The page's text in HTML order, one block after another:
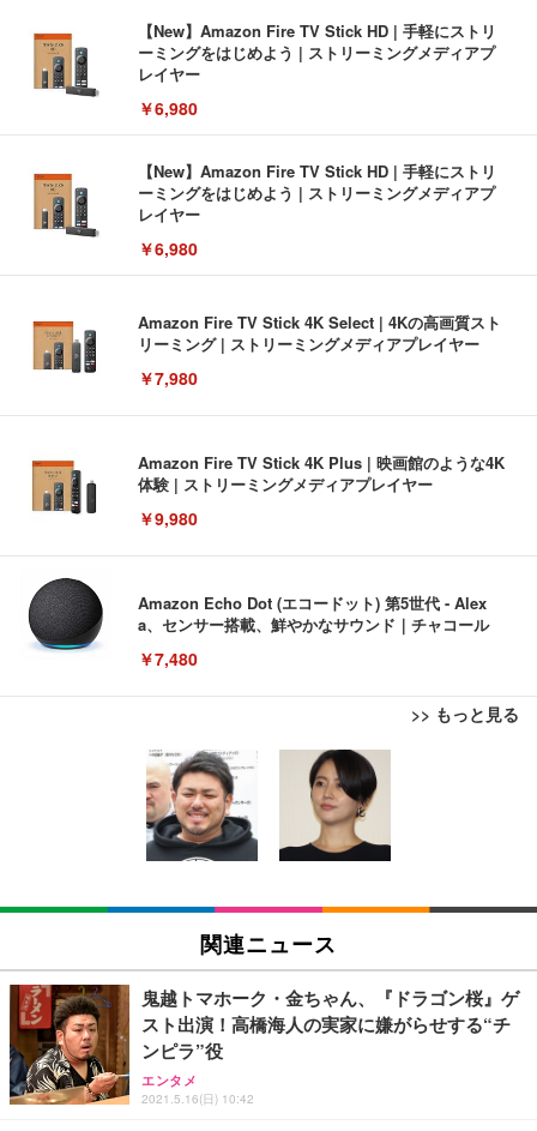
【New】Amazon Fire TV Stick HD | 手軽にストリ
ーミングをはじめよう | ストリーミングメディアプ
レイヤー
￥6,980
【New】Amazon Fire TV Stick HD | 手軽にストリ
ーミングをはじめよう | ストリーミングメディアプ
レイヤー
￥6,980
Amazon Fire TV Stick 4K Select | 4Kの高画質スト
リーミング | ストリーミングメディアプレイヤー
￥7,980
Amazon Fire TV Stick 4K Plus | 映画館のような4K
体験 | ストリーミングメディアプレイヤー
￥9,980
Amazon Echo Dot (エコードット) 第5世代 - Alex
a、センサー搭載、鮮やかなサウンド｜チャコール
￥7,480
>> もっと見る
[EdoErgo] オフィスチェア 椅子 テレワーク 疲れな
い 跳ね上げ式アームレスト コンパクト 約105度ロッ
キング pc 事務椅子 360度回転 座面昇降 強化ナイロ
ン樹脂ベース 通気性メッシュ 在宅ワーク H-WY01
(黒網+黒枠+黒足)
￥5,699
SIHOO B100 オフィスチェア／デスクチェア メッシ
ュチェア 人間工学 疲れない ブラック
￥27,999
Sezlife オフィスチェア デスクチェア 疲れない テレ
ワーク チェア 強化バックレスト 30度ロッキング機
能 人間工学 椅子 腰サポート 90度跳ね上げ式アーム
レスト 3Dヘッドレスト ハンガー付き 高反発クッシ
EIZO ビジネス向けプレミアムモニター | FlexScan
EV3240X-WT | 31.5型4K UHD・USB Type-C・ホワ
イト
￥105,595
EIZO ビジネス向けプレミアムモニター | FlexScan
￥109,572
【純正品】27"ゲーミングモニター DualSense 充電
フック付き（CFI-ZDM1J）
￥49,979
Amazonベーシック ペットシーツ 薄型 レギュラー 1
回使い捨て 無香料 ホワイト 300枚
￥3,373
Amazonベーシック ペットシーツ 厚型 ワイド 42枚
x2袋(84枚) ホワイト(吸収面:ライトブルー)
￥3,234
ネオ・ルーライフ ネオ・オムツ L 中型犬用 26枚入
り 単品
￥1,800
関連ニュース
鬼越トマホーク・金ちゃん、『ドラゴン桜』ゲ
スト出演！高橋海人の実家に嫌がらせする“チ
ンピラ”役
エンタメ
2021.5.16(日) 10:42